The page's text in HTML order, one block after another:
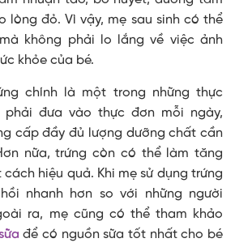
lòng đỏ. Vì vậy, mẹ sau sinh có thể
không phải lo lắng về việc ảnh
khỏe của bé.
chính là một trong những thực
phải đưa vào thực đơn mỗi ngày,
cấp đầy đủ lượng dưỡng chất cần
nữa, trứng còn có thể làm tăng
hiệu quả. Khi mẹ sử dụng trứng
nhanh hơn so với những người
ra, mẹ cũng có thể tham khảo
để có nguồn sữa tốt nhất cho bé